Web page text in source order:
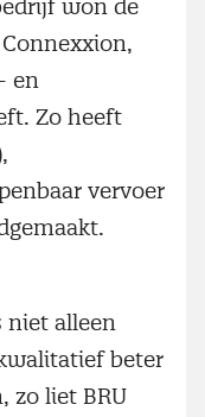
won de
en
Zo heeft
vervoer
niet alleen
beter
zo liet BRU